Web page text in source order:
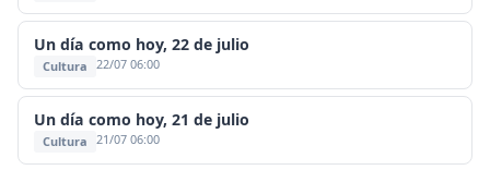
Un día como hoy, 22 de julio
Cultura 22/07 06:00
Un día como hoy, 21 de julio
Cultura 21/07 06:00